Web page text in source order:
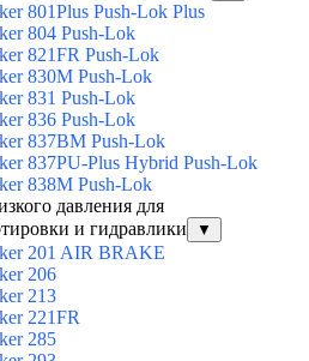
801Plus Push-Lok Plus
804 Push-Lok
821FR Push-Lok
830M Push-Lok
831 Push-Lok
836 Push-Lok
837BM Push-Lok
837PU-Plus Hybrid Push-Lok
838M Push-Lok
давления для
и гидравлики
▼
201 AIR BRAKE
206
213
221FR
285